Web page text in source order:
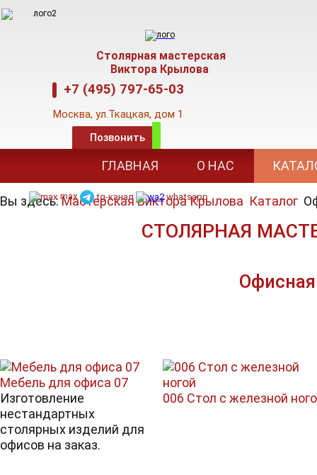
Столярная мастерская
Виктора Крылова
+7 (495) 797-65-03
Москва, ул.Ткацкая, дом 1
Позвонить
E-mail: mkva@mail.ru, www.kryloff.su
max tg-канал whatsapp
ГЛАВНАЯ О НАС
Вы здесь:Мастерская Виктора Крылова Каталог
СТОЛЯРНАЯ
Мебель для офиса 07
Изготовление
нестандартных
столярных изделий для
офисов на заказ.
006 Стол с железной